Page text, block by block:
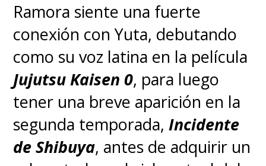
Ramora siente una fuerte
conexión con Yuta, debutando
como su voz latina en la película
Jujutsu Kaisen 0, para luego
tener una breve aparición en la
segunda temporada,Incidente
de Shibuya, antes de adquirir un